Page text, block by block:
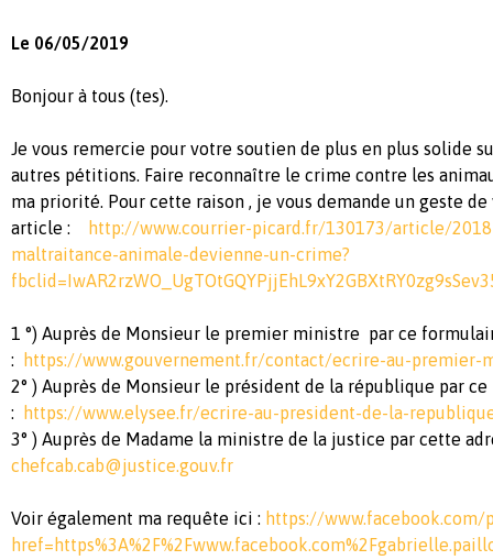
Le 06/05/2019
Bonjour à tous (tes).
Je vous remercie pour votre soutien de plus en plus solide
autres pétitions. Faire reconnaître le crime contre les
ma priorité. Pour cette raison , je vous demande un geste
article :
http://www.courrier-picard.fr/130173/article/
maltraitance-animale-devienne-un-crime?
1 °) Auprès de Monsieur le premier ministre par ce
:
https://www.gouvernement.fr/contact/ecrire-au-premier-
2° ) Auprès de Monsieur le président de la république par
:
https://www.elysee.fr/ecrire-au-president-de-la-
3° ) Auprès de Madame la ministre de la justice par cette
chefcab.cab@justice.gouv.fr
Voir également ma requête ici : https://www.facebook.com/